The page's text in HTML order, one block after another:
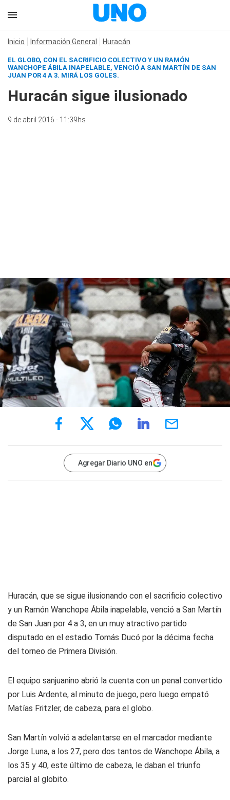
Inicio Información General Huracán
EL GLOBO, CON EL SACRIFICIO COLECTIVO Y UN RAMÓN
WANCHOPE ÁBILA INAPELABLE, VENCIÓ A SAN MARTÍN DE SAN
JUAN POR 4 A 3. MIRÁ LOS GOLES.
Huracán sigue ilusionado
9 de abril 2016 - 11:39hs
Agregar Diario UNO en
Huracán, que se sigue ilusionando con el sacrificio colectivo
y un Ramón Wanchope Ábila inapelable, venció a San Martín
de San Juan por 4 a 3, en un muy atractivo partido
disputado en el estadio Tomás Ducó por la décima fecha
del torneo de Primera División.
El equipo sanjuanino abrió la cuenta con un penal convertido
por Luis Ardente, al minuto de juego, pero luego empató
Matías Fritzler, de cabeza, para el globo.
San Martín volvió a adelantarse en el marcador mediante
Jorge Luna, a los 27, pero dos tantos de Wanchope Ábila, a
los 35 y 40, este último de cabeza, le daban el triunfo
parcial al globito.